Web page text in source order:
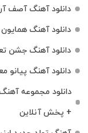
دانلود آهنگ آصف
دانلود آهنگ
دانلود آهنگ جشن
دانلود آهنگ پیانو
دانلود مجموعه
+ پخش آنلاین